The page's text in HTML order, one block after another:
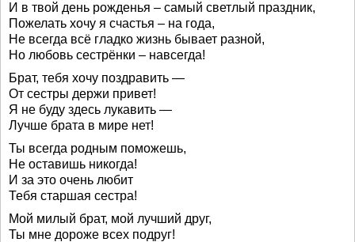
И в твой день рожденья – самый светлый праздник,
Пожелать хочу я счастья – на года,
Не всегда всё гладко жизнь бывает разной,
Но любовь сестрёнки – навсегда!
Брат, тебя хочу поздравить —
От сестры держи привет!
Я не буду здесь лукавить —
Лучше брата в мире нет!
Ты всегда родным поможешь,
Не оставишь никогда!
И за это очень любит
Тебя старшая сестра!
Мой милый брат, мой лучший друг,
Ты мне дороже всех подруг!